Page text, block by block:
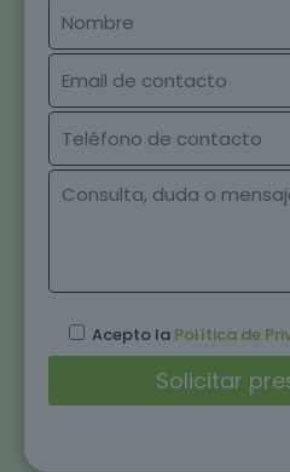
Acepto la Política de